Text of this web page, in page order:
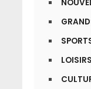
LOISIRS